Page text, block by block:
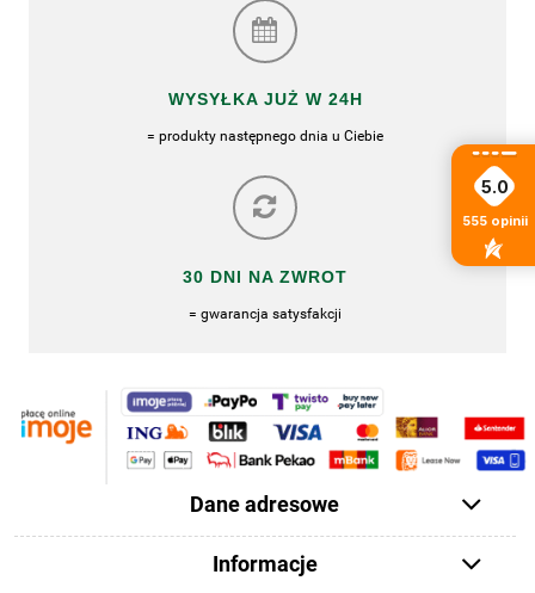
WYSYŁKA JUŻ W 24H
= produkty następnego dnia u Ciebie
30 DNI NA ZWROT
= gwarancja satysfakcji
Dane adresowe
Informacje
5.0
555 opinii